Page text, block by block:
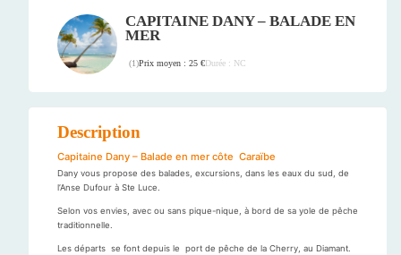
CAPITAINE DANY – BALADE EN
MER
(1)Prix moyen : 25 €Durée : NC
Description
Capitaine Dany – Balade en mer côte Caraïbe
Dany vous propose des balades, excursions, dans les eaux du sud, de
l’Anse Dufour à Ste Luce.
Selon vos envies, avec ou sans pique-nique, à bord de sa yole de pêche
traditionnelle.
Les départs se font depuis le port de pêche de la Cherry, au Diamant.